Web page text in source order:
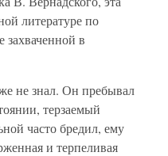
литературе по
захваченной в
не знал. Он пребывал
терзаемый
часто бредил, ему
и терпеливая